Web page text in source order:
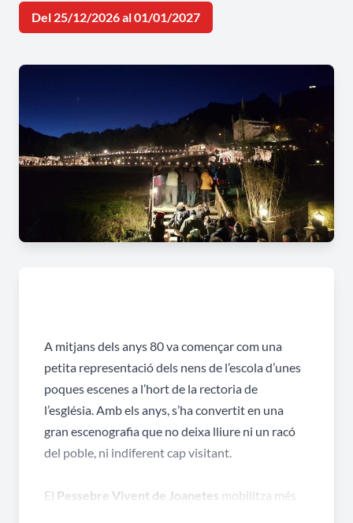
Del 25/12/2026 al 01/01/2027
A mitjans dels anys 80 va començar com una
petita representació dels nens de l’escola d’unes
poques escenes a l’hort de la rectoria de
l’església. Amb els anys, s’ha convertit en una
gran escenografia que no deixa lliure ni un racó
del poble, ni indiferent cap visitant.
El Pessebre Vivent de Joanetes mobilitza més